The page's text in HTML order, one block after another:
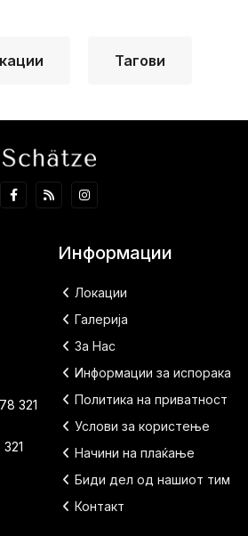
Тагови
321
Информации
Локации
Галерија
За Нас
Информации за испорака
Политика на приватност
Услови за користење
Начини на плаќање
Биди дел од нашиот тим
Контакт